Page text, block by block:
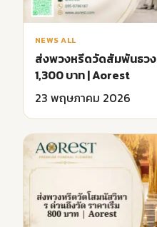
NEWS ALL
ส่งพวงหรีดวัดสัมพันธวง
1,300 บาท | Aorest
23 พฤษภาคม 2026